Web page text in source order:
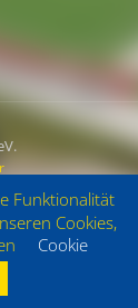
Funktionalität
Cookies,
Cookie